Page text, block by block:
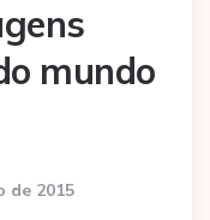
mundo
de 2015